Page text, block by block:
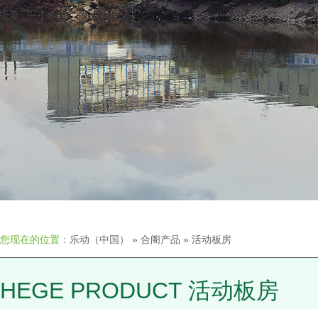
您现在的位置： 乐动（中国） » 合阁产品 » 活动板房
HEGE PRODUCT 活动板房